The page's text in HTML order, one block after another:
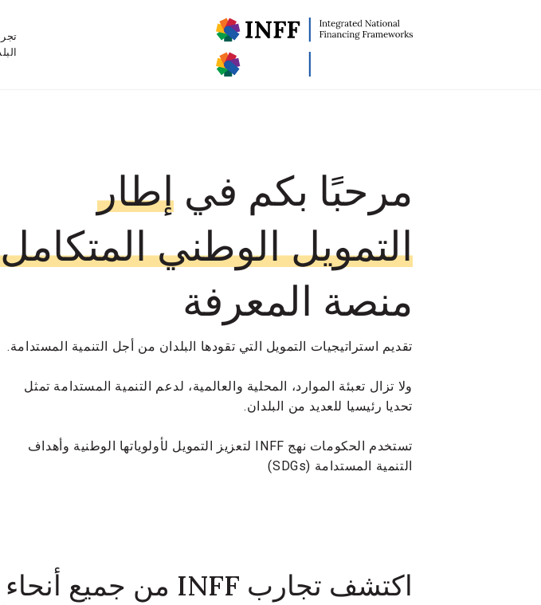
مرحبًا بكم فيإطار
التمويل الوطني المتكامل
منصة المعرفة
تقديم استراتيجيات التمويل التي تقودها البلدان من أجل التنمية المستدامة.
ولا تزال تعبئة الموارد، المحلية والعالمية، لدعم التنمية المستدامة تمثل
تحديا رئيسيا للعديد من البلدان.
تستخدم الحكومات نهج INFF لتعزيز التمويل لأولوياتها الوطنية وأهداف
التنمية المستدامة (SDGs)
اكتشف تجارب INFF من جميع أنحاء العالم.